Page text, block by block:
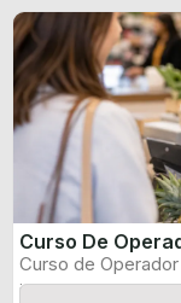
Curso De
Curso de
informado pelo